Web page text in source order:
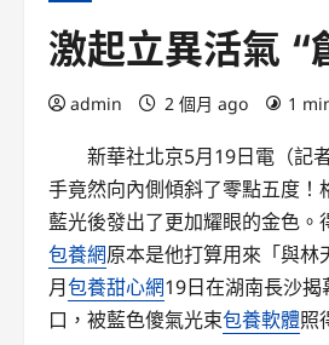
激起立異活氣
admin 2 個月 ago 1
新華社北京5月19日電（記
手竟然向內側傾斜了零點五度
藍光後發出了更加耀眼的金色。
包養網原本是他打算用來「與林
月包養甜心網19日在湖南長沙
口，被藍色傻氣光束包養軟體照